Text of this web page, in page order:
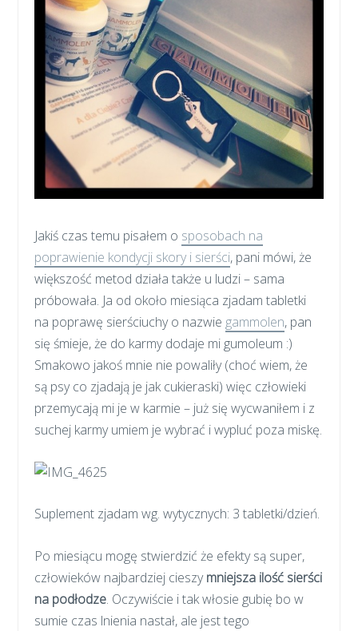
Jakiś czas temu pisałem o sposobach na
poprawienie kondycji skory i sierści, pani mówi, że
większość metod działa także u ludzi – sama
próbowała. Ja od około miesiąca zjadam tabletki
na poprawę sierściuchy o nazwie gammolen, pan
się śmieje, że do karmy dodaje mi gumoleum :)
Smakowo jakoś mnie nie powaliły (choć wiem, że
są psy co zjadają je jak cukieraski) więc człowieki
przemycają mi je w karmie – już się wycwaniłem i z
suchej karmy umiem je wybrać i wypluć poza miskę.
Suplement zjadam wg. wytycznych: 3 tabletki/dzień.
Po miesiącu mogę stwierdzić że efekty są super,
człowieków najbardziej cieszymniejsza ilość sierści
na podłodze. Oczywiście i tak włosie gubię bo w
sumie czas lnienia nastał, ale jest tego